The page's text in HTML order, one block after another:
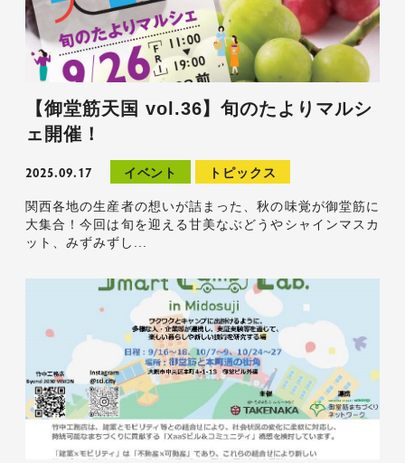
【御堂筋天国 vol.36】旬のたよりマルシ
ェ開催！
2025.09.17 イベント トピックス
関西各地の生産者の想いが詰まった、秋の味覚が御堂筋に
大集合！今回は旬を迎える甘美なぶどうやシャインマスカ
ット、みずみずし...